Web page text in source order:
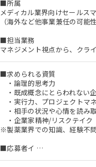
■所属
メディカル業界向けセールス
（海外など他事業兼任の可能
■担当業務
マネジメント視点から、クラ
■求められる資質
・論理的思考力
・既成概念にとらわれない
・実行力、プロジェクトマ
・相手の状況や心情を読み
・企業家精神/リスクテイク
※製薬業界での知識、経験不
■応募者イ …